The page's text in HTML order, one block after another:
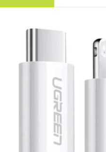
Adaptateurs &
Convertisseurs
Câbles Audio
Câbles Data & Réseau
Câbles Video